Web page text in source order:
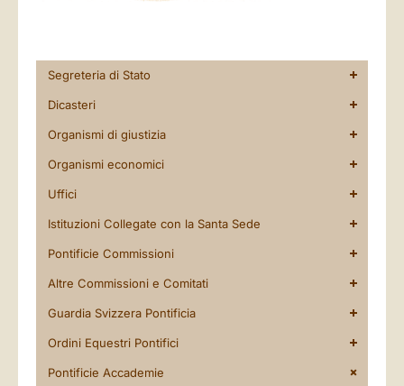
Segreteria di Stato
Dicasteri
Organismi di giustizia
Organismi economici
Uffici
Istituzioni Collegate con la Santa Sede
Pontificie Commissioni
Altre Commissioni e Comitati
Guardia Svizzera Pontificia
Ordini Equestri Pontifici
Pontificie Accademie